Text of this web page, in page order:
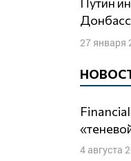
27 января
4 августа